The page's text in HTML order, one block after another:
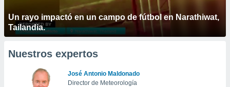
Un rayo impactó en un campo de fútbol en Narathiwat,
Tailandia.
Nuestros expertos
José Antonio Maldonado
Director de Meteorología